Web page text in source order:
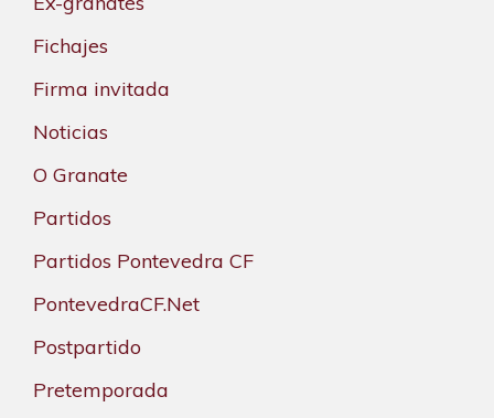
Fichajes
Firma invitada
Noticias
O Granate
Partidos
Partidos Pontevedra CF
PontevedraCF.Net
Postpartido
Pretemporada